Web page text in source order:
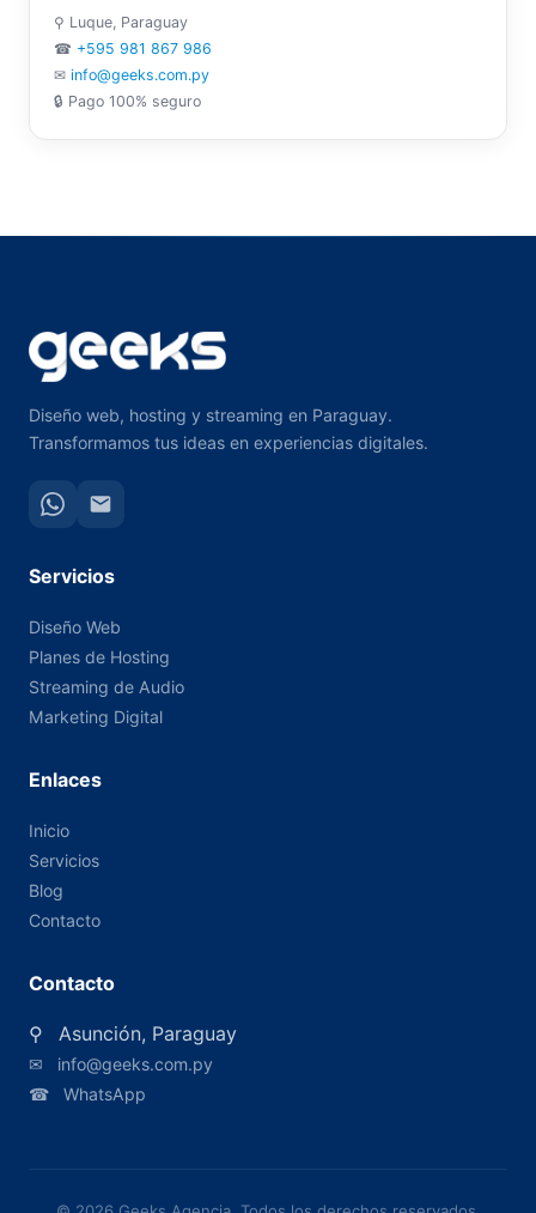
⚲ Luque, Paraguay
☎ +595 981 867 986
✉ info@geeks.com.py
🔒 Pago 100% seguro
Diseño web, hosting y streaming en Paraguay.
Transformamos tus ideas en experiencias digitales.
Servicios
Diseño Web
Planes de Hosting
Streaming de Audio
Marketing Digital
Enlaces
Inicio
Servicios
Blog
Contacto
Contacto
⚲ Asunción, Paraguay
✉
info@geeks.com.py
☎
WhatsApp